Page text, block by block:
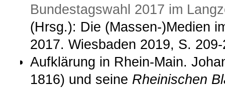
Bundestagswahl 2017 im
(Hrsg.): Die (Massen-)Medien
2017. Wiesbaden 2019, S.
Aufklärung in Rhein-Main.
1816) und seine Rheinischen